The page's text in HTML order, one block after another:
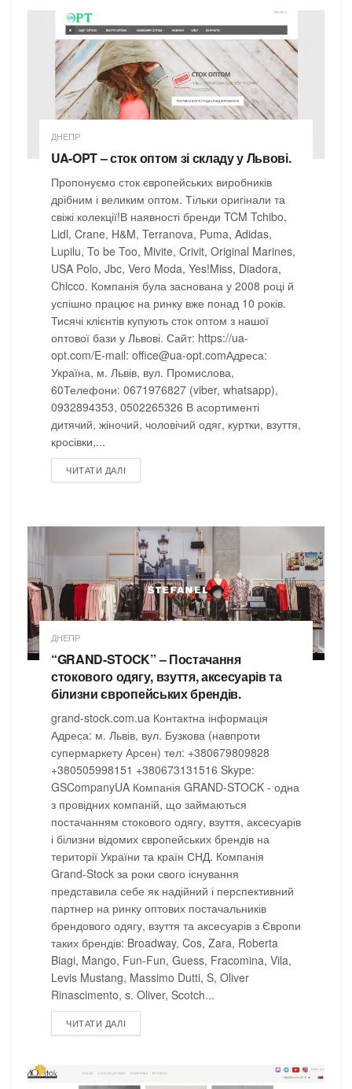
ДНЕПР
UA-OPT – сток оптом зі складу у Львові.
Пропонуємо сток європейських виробників
дрібним і великим оптом. Тільки оригінали та
свіжі колекції!В наявності бренди TCM Tchibo,
Lidl, Crane, H&M, Terranova, Puma, Adidas,
Lupilu, To be Too, Mivite, Crivit, Original Marines,
USA Polo, Jbc, Vero Moda, Yes!Miss, Diadora,
Chicco. Компанія була заснована у 2008 році й
успішно працює на ринку вже понад 10 років.
Тисячі клієнтів купують сток оптом з нашої
оптової бази у Львові. Сайт: https://ua-
opt.com/E-mail: office@ua-opt.comАдреса:
Україна, м. Львів, вул. Промислова,
60Телефони: 0671976827 (viber, whatsapp),
0932894353, 0502265326 В асортименті
дитячий, жіночий, чоловічий одяг, куртки, взуття,
кросівки,...
ЧИТАТИ ДАЛІ
ДНЕПР
“GRAND-STOCK” – Постачання
стокового одягу, взуття, аксесуарів та
білизни європейських брендів.
grand-stock.com.ua Контактна інформація
Адреса: м. Львів, вул. Бузкова (навпроти
супермаркету Арсен) тел: +380679809828
+380505998151 +380673131516 Skype:
GSCompanyUA Компанія GRAND-STOCK - одна
з провідних компаній, що займаються
постачанням стокового одягу, взуття, аксесуарів
і білизни відомих європейських брендів на
території України та країн СНД. Компанія
Grand-Stock за роки свого існування
представила себе як надійний і перспективний
партнер на ринку оптових постачальників
брендового одягу, взуття та аксесуарів з Європи
таких брендів: Broadway, Cos, Zara, Roberta
Biagi, Mango, Fun-Fun, Guess, Fracomina, Vila,
Levis Mustang, Massimo Dutti, S, Oliver
Rinascimento, s. Oliver, Scotch...
ЧИТАТИ ДАЛІ